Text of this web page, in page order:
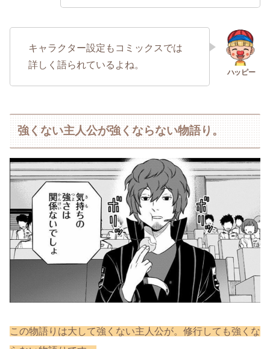
キャラクター設定もコミックスでは
詳しく語られているよね。
強くない主人公が強くならない物語り。
この物語りは大して強くない主人公が。修行しても強くな